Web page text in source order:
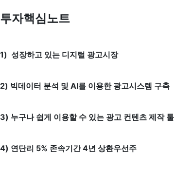
투자핵심노트
1) 성장하고 있는 디지털 광고시장
2) 빅데이터 분석 및 AI를 이용한 광고시스템 구축
3) 누구나 쉽게 이용할 수 있는 광고 컨텐츠 제작 툴
4) 연단리 5% 존속기간 4년 상환우선주